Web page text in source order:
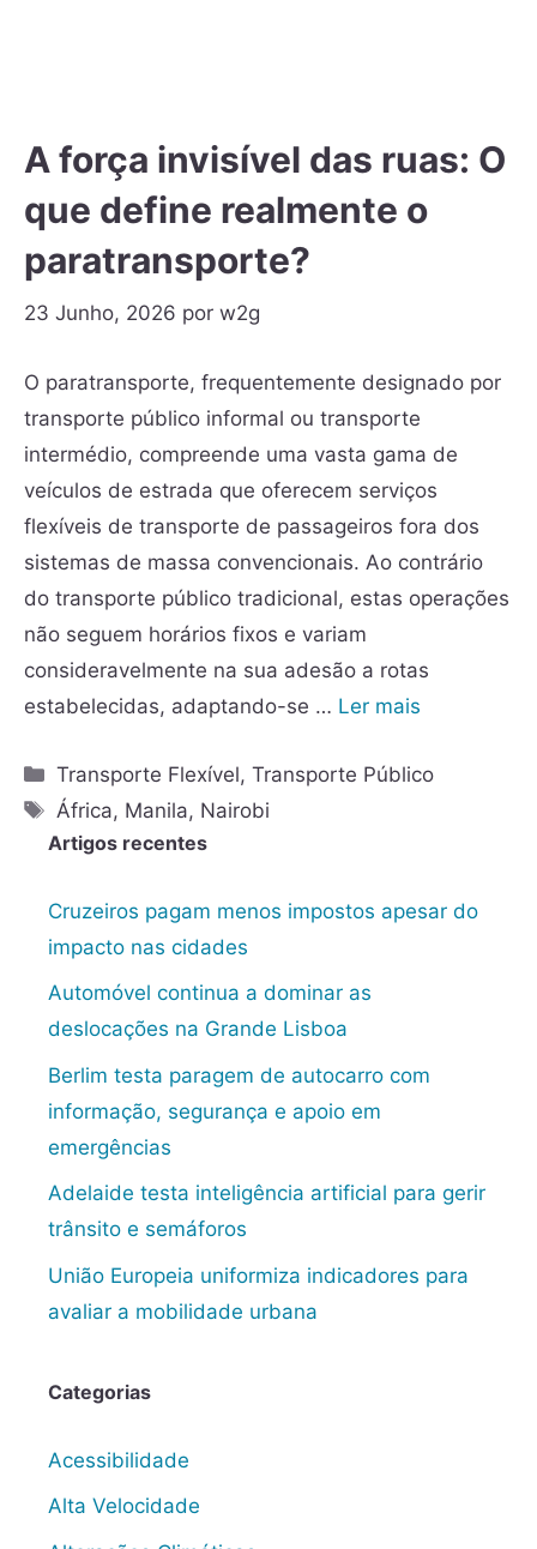
A força invisível das ruas: O
que define realmente o
paratransporte?
23 Junho, 2026 por w2g
O paratransporte, frequentemente designado por
transporte público informal ou transporte
intermédio, compreende uma vasta gama de
veículos de estrada que oferecem serviços
flexíveis de transporte de passageiros fora dos
sistemas de massa convencionais. Ao contrário
do transporte público tradicional, estas operações
não seguem horários fixos e variam
consideravelmente na sua adesão a rotas
estabelecidas, adaptando-se … Ler mais
Transporte Flexível,Transporte Público
África, Manila, Nairobi
Artigos recentes
Cruzeiros pagam menos impostos apesar do
impacto nas cidades
Automóvel continua a dominar as
deslocações na Grande Lisboa
Berlim testa paragem de autocarro com
informação, segurança e apoio em
emergências
Adelaide testa inteligência artificial para gerir
trânsito e semáforos
União Europeia uniformiza indicadores para
avaliar a mobilidade urbana
Categorias
Acessibilidade
Alta Velocidade